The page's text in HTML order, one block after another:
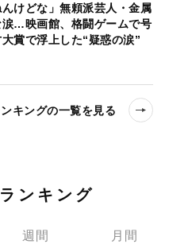
んけどな」無頼派芸人・金属
涙…映画館、格闘ゲームで号
賞で浮上した“疑惑の涙”
キングの一覧を見る
ンキング
週間 月間